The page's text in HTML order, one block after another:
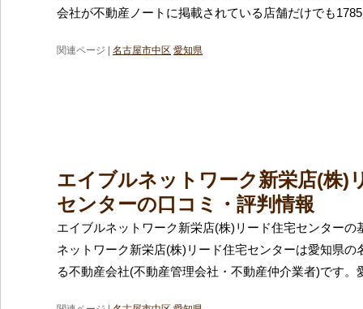
会社が不動産ノートに掲載されている店舗だけでも
関連ページ | 名古屋市中区 愛知県
エイブルネットワーク新栄店(株)
センターの口コミ・評判情報
エイブルネットワーク新栄店(株)リード住宅センターの
ネットワーク新栄店(株)リード住宅センターは愛知県の
る不動産会社(不動産管理会社・不動産仲介業者)です。